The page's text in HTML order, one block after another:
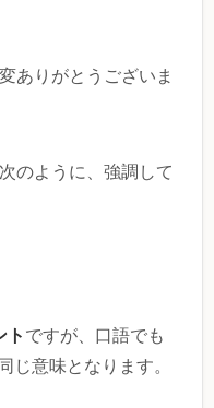
ありがとうございま
のように、強調して
ト ですが、口語でも
じ意味となります。